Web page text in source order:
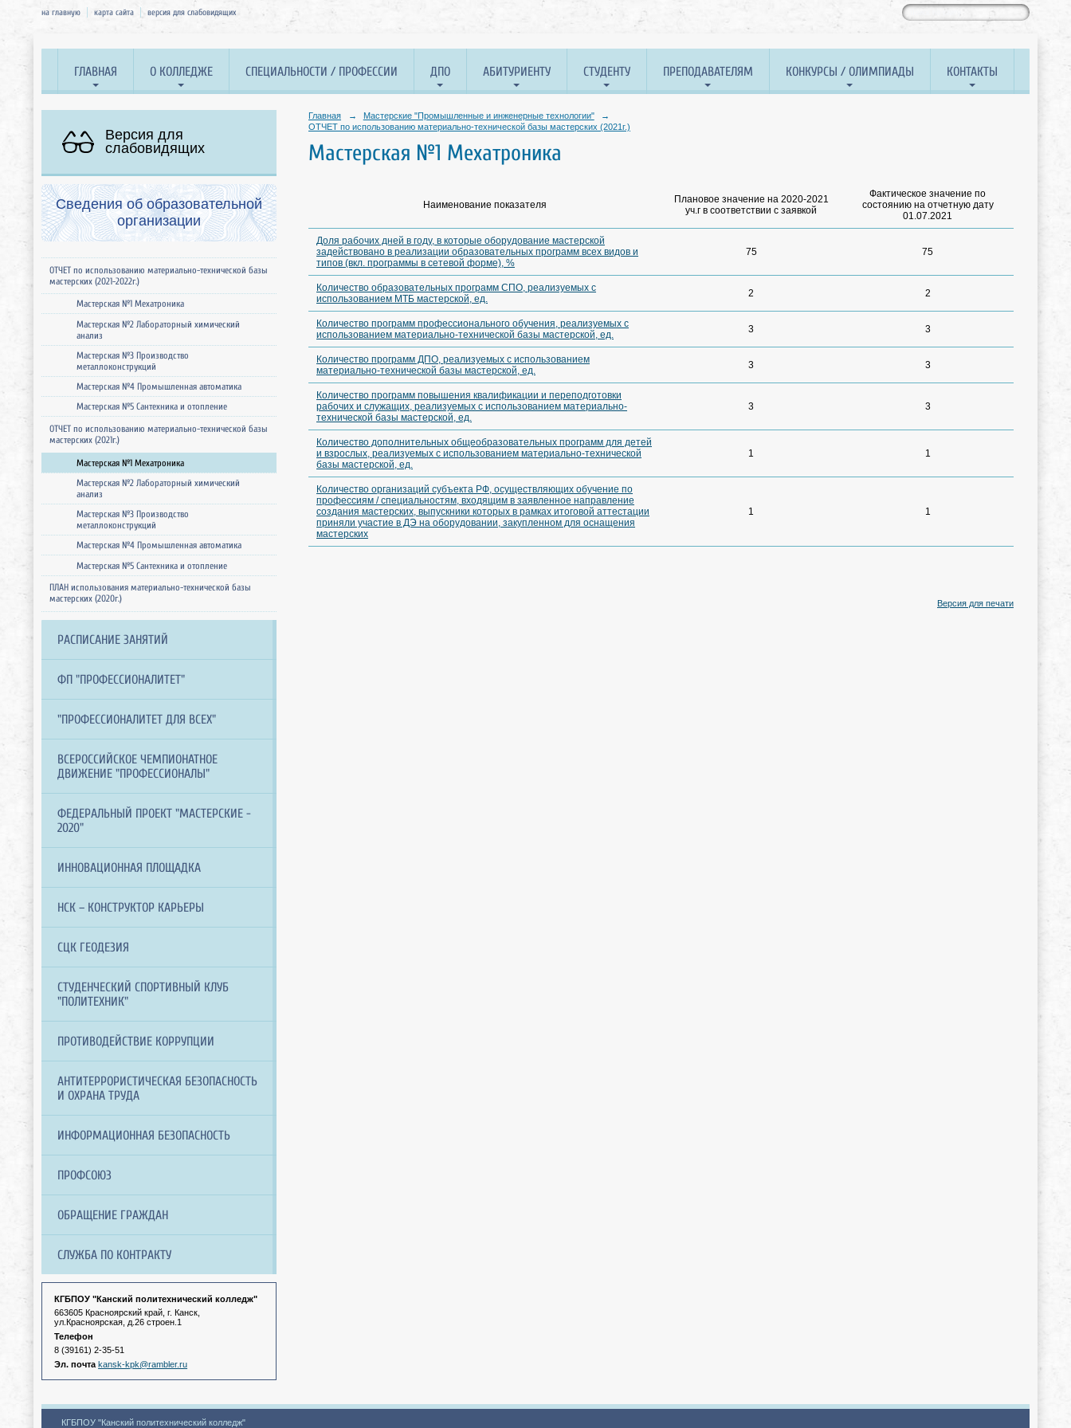
на главную карта сайта версия для слабовидящих
ГЛАВНАЯ О КОЛЛЕДЖЕ СПЕЦИАЛЬНОСТИ / ПРОФЕССИИ ДПО АБИТУРИЕНТУ СТУДЕНТУ ПРЕПОДАВАТЕЛЯМ КОНКУРСЫ / ОЛИМПИАДЫ КОНТАКТЫ
Версия для
слабовидящих
Сведения об образовательной
организации
ОТЧЕТ по использованию материально-технической базы
мастерских (2021-2022г.)
Мастерская №1 Мехатроника
Мастерская №2 Лабораторный химический
анализ
Мастерская №3 Производство
металлоконструкций
Мастерская №4 Промышленная автоматика
Мастерская №5 Сантехника и отопление
ОТЧЕТ по использованию материально-технической базы
мастерских (2021г.)
Мастерская №1 Мехатроника
Мастерская №2 Лабораторный химический
анализ
Мастерская №3 Производство
металлоконструкций
Мастерская №4 Промышленная автоматика
Мастерская №5 Сантехника и отопление
ПЛАН использования материально-технической базы
мастерских (2020г.)
РАСПИСАНИЕ ЗАНЯТИЙ
ФП "ПРОФЕССИОНАЛИТЕТ"
"ПРОФЕССИОНАЛИТЕТ ДЛЯ ВСЕХ"
ВСЕРОССИЙСКОЕ ЧЕМПИОНАТНОЕ
ДВИЖЕНИЕ "ПРОФЕССИОНАЛЫ"
ФЕДЕРАЛЬНЫЙ ПРОЕКТ "МАСТЕРСКИЕ -
2020"
ИННОВАЦИОННАЯ ПЛОЩАДКА
НСК – КОНСТРУКТОР КАРЬЕРЫ
СЦК ГЕОДЕЗИЯ
СТУДЕНЧЕСКИЙ СПОРТИВНЫЙ КЛУБ
"ПОЛИТЕХНИК"
ПРОТИВОДЕЙСТВИЕ КОРРУПЦИИ
АНТИТЕРРОРИСТИЧЕСКАЯ БЕЗОПАСНОСТЬ
И ОХРАНА ТРУДА
ИНФОРМАЦИОННАЯ БЕЗОПАСНОСТЬ
ПРОФСОЮЗ
ОБРАЩЕНИЕ ГРАЖДАН
СЛУЖБА ПО КОНТРАКТУ
КГБПОУ "Канский политехнический колледж"
663605 Красноярский край, г. Канск,
ул.Красноярская, д.26 строен.1
Телефон
8 (39161) 2-35-51
Эл. почта kansk-kpk@rambler.ru
Главная → Мастерские "Промышленные и инженерные технологии"
→
ОТЧЕТ по использованию материально-технической базы мастерских (2021г.)
Мастерская №1 Мехатроника
Наименование показателя
Плановое значение на 2020-2021
уч.г в соответствии с заявкой
Фактическое значение по
состоянию на отчетную дату
01.07.2021
Доля рабочих дней в году, в которые оборудование мастерской
задействовано в реализации образовательных программ всех видов и
типов (вкл. программы в сетевой форме), %
75 75
Количество образовательных программ СПО, реализуемых с
использованием МТБ мастерской, ед.
2 2
Количество программ профессионального обучения, реализуемых с
использованием материально-технической базы мастерской, ед.
3 3
Количество программ ДПО, реализуемых с использованием
материально-технической базы мастерской, ед.
3 3
Количество программ повышения квалификации и переподготовки
рабочих и служащих, реализуемых с использованием материально-
технической базы мастерской, ед.
3 3
Количество дополнительных общеобразовательных программ для детей
и взрослых, реализуемых с использованием материально-технической
базы мастерской, ед.
1 1
Количество организаций субъекта РФ, осуществляющих обучение по
профессиям / специальностям, входящим в заявленное направление
создания мастерских, выпускники которых в рамках итоговой аттестации
приняли участие в ДЭ на оборудовании, закупленном для оснащения
мастерских
1 1
Версия для печати
КГБПОУ "Канский политехнический колледж"